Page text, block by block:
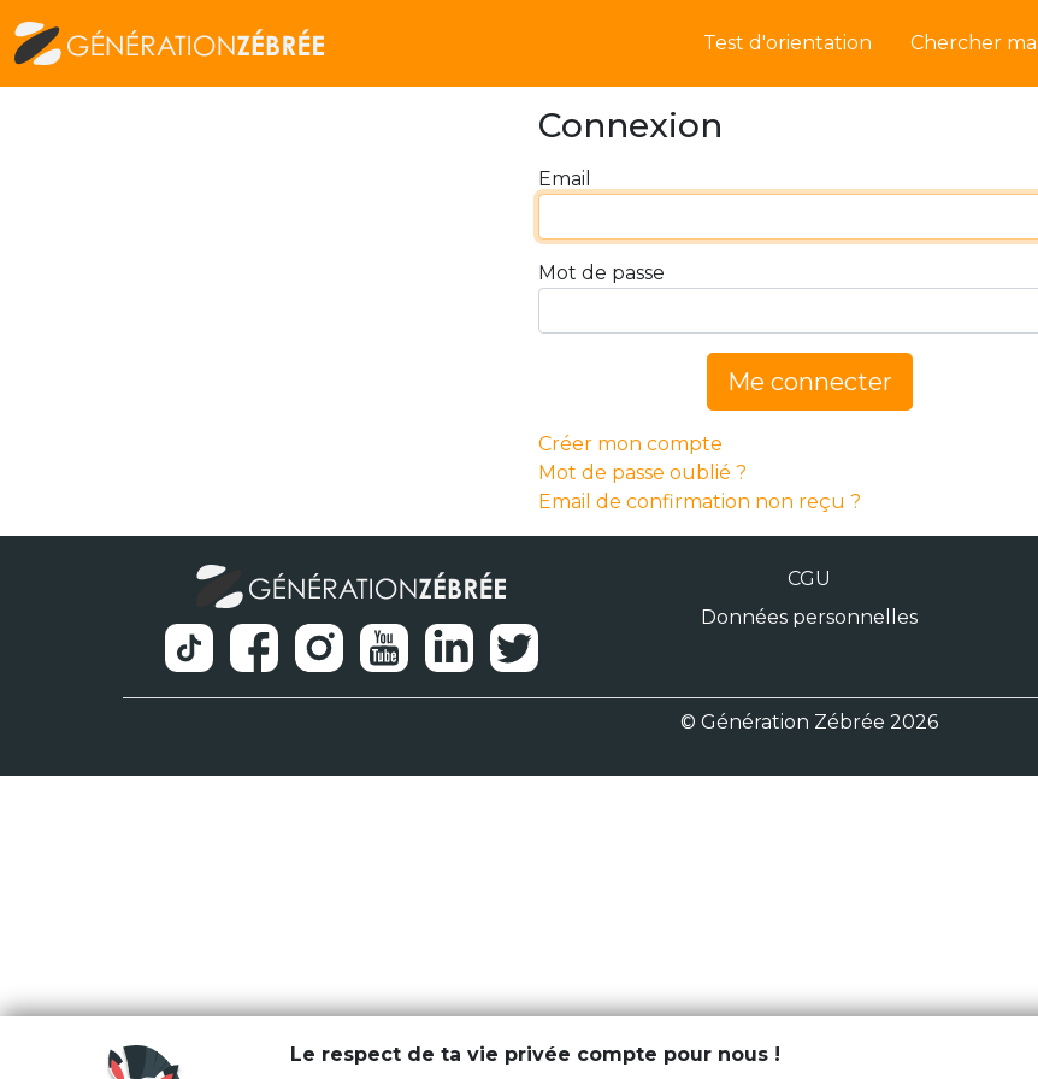
Test d'orientation Chercher
Connexion
Email
Mot de passe
Me connecter
Créer mon compte
Mot de passe oublié ?
Email de confirmation non reçu ?
CGU
Données personnelles
© Génération Zébrée 2026
Le respect de ta vie privée compte pour nous !